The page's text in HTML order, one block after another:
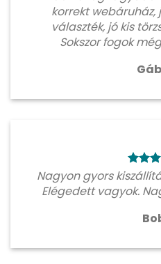
korrekt webáruház,
választék, jó kis
Sokszor fogok
Nagyon gyors
Elégedett vagyok.